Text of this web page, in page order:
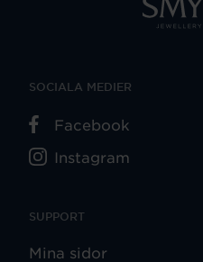
SUPPORT
Mina sidor
SOCIALA MEDIER
Facebook
Instagram